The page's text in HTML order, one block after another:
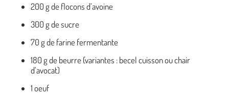
200 g de flocons d’avoine
300 g de sucre
70 g de farine fermentante
180 g de beurre (variantes : becel cuisson ou chair
d’avocat)
1 oeuf